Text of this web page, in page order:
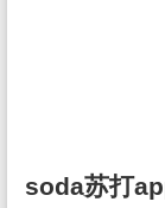
soda苏打